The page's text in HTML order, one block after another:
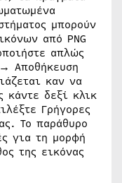
μπορούν
από PNG
απλώς
Αποθήκευση
καν να
κάντε δεξί κλικ
Γρήγορες
Το παράθυρο
για τη μορφή
της εικόνας